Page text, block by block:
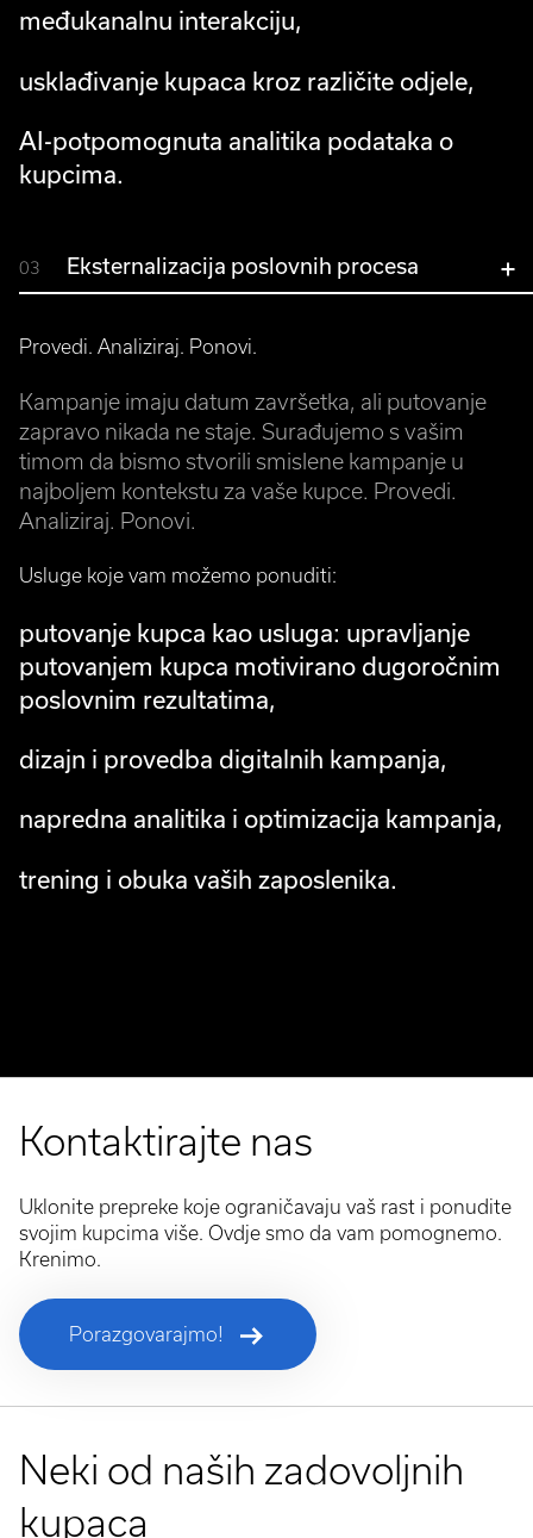
međukanalnu interakciju,
usklađivanje kupaca kroz različite odjele,
AI-potpomognuta analitika podataka o
kupcima.
03 Eksternalizacija poslovnih procesa
Provedi. Analiziraj. Ponovi.
Kampanje imaju datum završetka, ali putovanje
zapravo nikada ne staje. Surađujemo s vašim
timom da bismo stvorili smislene kampanje u
najboljem kontekstu za vaše kupce. Provedi.
Analiziraj. Ponovi.
Usluge koje vam možemo ponuditi:
putovanje kupca kao usluga: upravljanje
putovanjem kupca motivirano dugoročnim
poslovnim rezultatima,
dizajn i provedba digitalnih kampanja,
napredna analitika i optimizacija kampanja,
trening i obuka vaših zaposlenika.
Kontaktirajte nas
Uklonite prepreke koje ograničavaju vaš rast i ponudite
svojim kupcima više. Ovdje smo da vam pomognemo.
Krenimo.
Porazgovarajmo!
Neki od naših zadovoljnih
kupaca